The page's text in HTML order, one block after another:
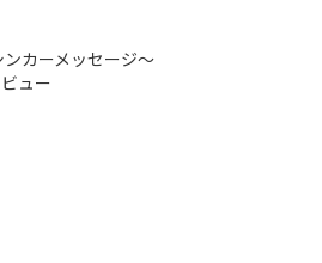
カーメッセージ〜
ュー